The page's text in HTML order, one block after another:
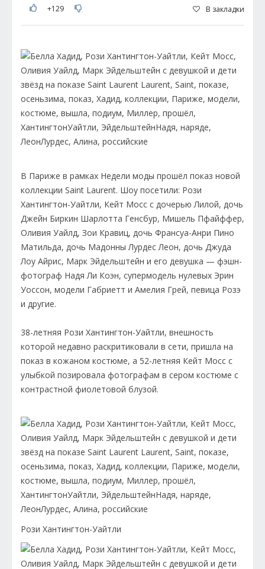
+129 В закладки
В Париже в рамках Недели моды прошёл показ новой
коллекции Saint Laurent. Шоу посетили: Рози
Хантингтон-Уайтли, Кейт Мосс с дочерью Лилой, дочь
Джейн Биркин Шарлотта Генсбур, Мишель Пфайффер,
Оливия Уайлд, Зои Кравиц, дочь Франсуа-Анри Пино
Матильда, дочь Мадонны Лурдес Леон, дочь Джуда
Лоу Айрис, Марк Эйдельштейн и его девушка — фэшн-
фотограф Надя Ли Коэн, супермодель нулевых Эрин
Уоссон, модели Габриетт и Амелия Грей, певица Розэ
и другие.
38-летняя Рози Хантингтон-Уайтли, внешность
которой недавно раскритиковали в сети, пришла на
показ в кожаном костюме, а 52-летняя Кейт Мосс с
улыбкой позировала фотографам в сером костюме с
контрастной фиолетовой блузой.
Рози Хантингтон-Уайтли